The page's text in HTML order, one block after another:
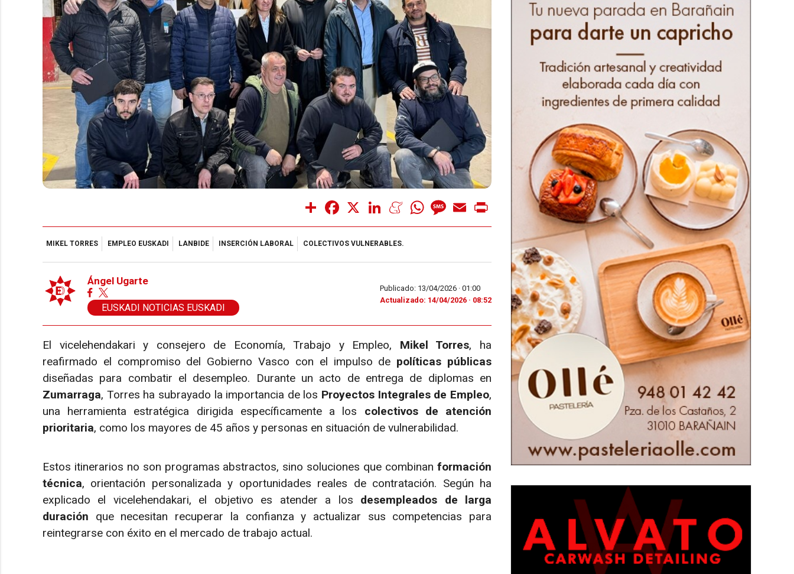
Share Facebook LinkedInMeneameWhatsAppMessage
Email
MIKEL TORRES EMPLEO EUSKADI LANBIDE INSERCIÓN LABORAL COLECTIVOS VULNERABLES.
Ángel Ugarte
EUSKADI NOTICIAS EUSKADI
Publicado: 13/04/2026 · 01:00
Actualizado: 14/04/2026 · 08:52
El vicelehendakari y consejero de Economía, Trabajo y Empleo, Mikel Torres, ha
reafirmado el compromiso del Gobierno Vasco con el impulso de políticas públicas
diseñadas para combatir el desempleo. Durante un acto de entrega de diplomas en
Zumarraga, Torres ha subrayado la importancia de los Proyectos Integrales de Empleo,
una herramienta estratégica dirigida específicamente a los colectivos de atención
prioritaria, como los mayores de 45 años y personas en situación de vulnerabilidad.
Estos itinerarios no son programas abstractos, sino soluciones que combinan formación
técnica, orientación personalizada y oportunidades reales de contratación. Según ha
explicado el vicelehendakari, el objetivo es atender a los desempleados de larga
duración que necesitan recuperar la confianza y actualizar sus competencias para
reintegrarse con éxito en el mercado de trabajo actual.